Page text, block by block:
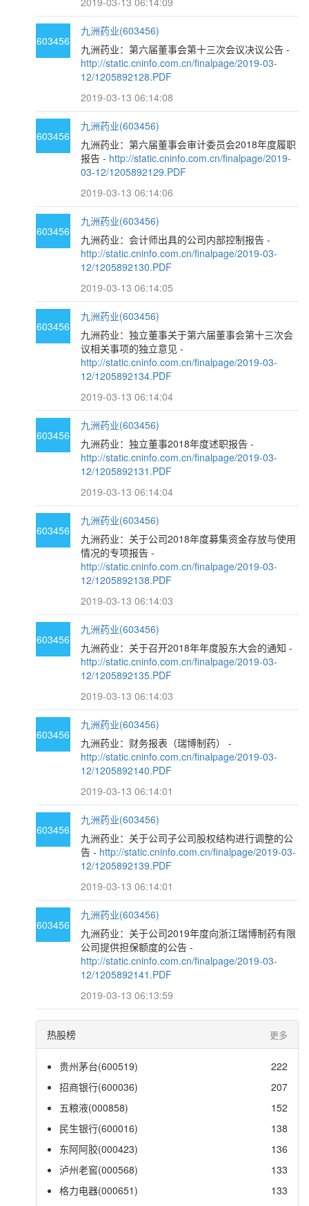
603456
九洲药业(603456)
九洲药业：第六届董事会第十三次会议决议公告 -
http://static.cninfo.com.cn/finalpage/2019-03-
12/1205892128.PDF
2019-03-13 06:14:08
603456
九洲药业(603456)
九洲药业：第六届董事会审计委员会2018年度履职
报告 - http://static.cninfo.com.cn/finalpage/2019-
03-12/1205892129.PDF
2019-03-13 06:14:06
603456
九洲药业(603456)
九洲药业：会计师出具的公司内部控制报告 -
http://static.cninfo.com.cn/finalpage/2019-03-
12/1205892130.PDF
2019-03-13 06:14:05
603456
九洲药业(603456)
九洲药业：独立董事关于第六届董事会第十三次会
议相关事项的独立意见 -
http://static.cninfo.com.cn/finalpage/2019-03-
12/1205892134.PDF
2019-03-13 06:14:04
603456
九洲药业(603456)
九洲药业：独立董事2018年度述职报告 -
http://static.cninfo.com.cn/finalpage/2019-03-
12/1205892131.PDF
2019-03-13 06:14:04
603456
九洲药业(603456)
九洲药业：关于公司2018年度募集资金存放与使用
情况的专项报告 -
http://static.cninfo.com.cn/finalpage/2019-03-
12/1205892138.PDF
2019-03-13 06:14:03
603456
九洲药业(603456)
九洲药业：关于召开2018年年度股东大会的通知 -
http://static.cninfo.com.cn/finalpage/2019-03-
12/1205892135.PDF
2019-03-13 06:14:03
603456
九洲药业(603456)
九洲药业：财务报表（瑞博制药） -
http://static.cninfo.com.cn/finalpage/2019-03-
12/1205892140.PDF
2019-03-13 06:14:01
603456
九洲药业(603456)
九洲药业：关于公司子公司股权结构进行调整的公
告 - http://static.cninfo.com.cn/finalpage/2019-03-
12/1205892139.PDF
2019-03-13 06:14:01
603456
九洲药业(603456)
九洲药业：关于公司2019年度向浙江瑞博制药有限
公司提供担保额度的公告 -
http://static.cninfo.com.cn/finalpage/2019-03-
12/1205892141.PDF
2019-03-13 06:13:59
热股榜 更多
贵州茅台(600519)
222
招商银行(600036)
207
五粮液(000858)
152
民生银行(600016)
138
东阿阿胶(000423)
136
泸州老窖(000568)
133
格力电器(000651)
133